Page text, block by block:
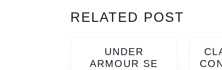
ENTRADAS
post:
RELATED POST
UNDER
ARMOUR SE